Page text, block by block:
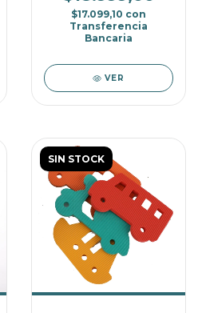
$17.099,10 con
Transferencia
Bancaria
VER
SIN STOCK